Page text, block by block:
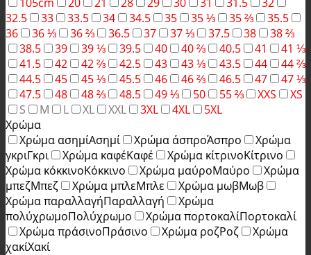
32.5
33 33.5 34 34.5 35 35 ⅓ 35 ⅔
35.5
36
36 ⅓ 36 ⅔ 36.5 37 37 ⅓ 37.5 38
38 ⅔
38.5
39 39 ⅓ 39.5 40 40 ⅔ 40.5 41
41 ⅓
41.5
42 42 ⅔ 42.5 43 43 ⅓ 43.5 44
44 ⅔
44.5
45 45 ⅓ 45.5 46 46 ⅔ 46.5 47
47 ⅓
47.5
48 48 ⅔ 48.5 49 ⅓ 50 55 ⅔ XXS
XS
S
M L XL XXL 3XL 4XL
5XL
Χρώμα
Χρώμα ασημίΑσημί Χρώμα άσπροΆσπρο
Χρώμα
γκριΓκρι Χρώμα καφέΚαφέ Χρώμα κίτρινοΚίτρινο
Χρώμα κόκκινοΚόκκινο Χρώμα μαύροΜαύρο
Χρώμα
μπεζΜπεζ Χρώμα μπλεΜπλε Χρώμα μωβΜωβ
Χρώμα παραλλαγήΠαραλλαγή
Χρώμα
πολύχρωμοΠολύχρωμο Χρώμα πορτοκαλίΠορτοκαλί
Χρώμα πράσινοΠράσινο Χρώμα ροζΡοζ
Χρώμα
χακίΧακί